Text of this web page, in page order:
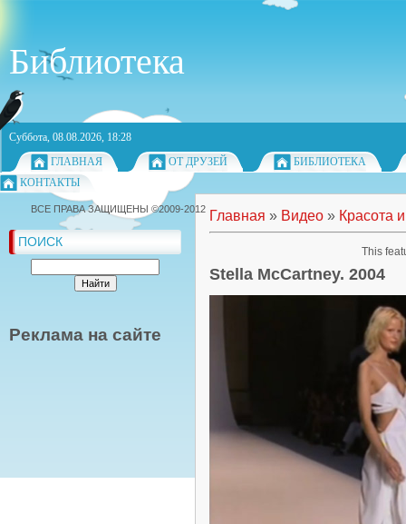
Библиотека
Суббота, 08.08.2026, 18:28
ГЛАВНАЯ
ОТ ДРУЗЕЙ
БИБЛИОТЕКА
КОНТАКТЫ
ПОИСК
Реклама на сайте
Главная » Видео » Красота
Stella McCartney. 2004
ВСЕ ПРАВА ЗАЩИЩЕНЫ ©2009-2012
This